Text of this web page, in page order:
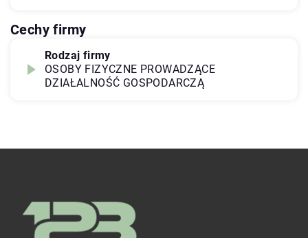
Cechy firmy
Rodzaj firmy
OSOBY FIZYCZNE PROWADZĄCE
DZIAŁALNOŚĆ GOSPODARCZĄ